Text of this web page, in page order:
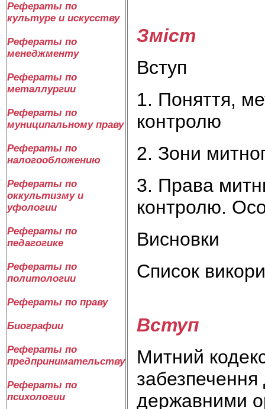
Рефераты по
культуре и искусству
Рефераты по
менеджменту
Рефераты по
металлургии
Рефераты по
муниципальному праву
Рефераты по
налогообложению
Рефераты по
оккультизму и
уфологии
Рефераты по
педагогике
Рефераты по
политологии
Рефераты по праву
Биографии
Рефераты по
предпринимательству
Рефераты по
психологии
Зміст
Вступ
1. Поняття,
контролю
2. Зони
3. Права
контролю.
Висновки
Список
Вступ
Митний
державними